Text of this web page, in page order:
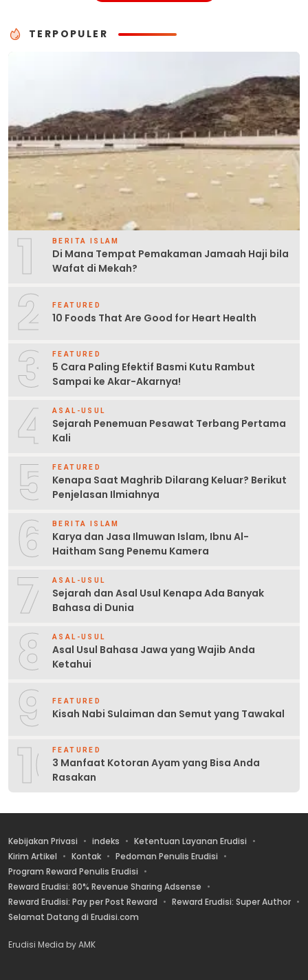
TERPOPULER
1 BERITA ISLAM
Di Mana Tempat Pemakaman Jamaah Haji bila
Wafat di Mekah?
2 FEATURED
10 Foods That Are Good for Heart Health
3 FEATURED
5 Cara Paling Efektif Basmi Kutu Rambut
Sampai ke Akar-Akarnya!
4 ASAL-USUL
Sejarah Penemuan Pesawat Terbang Pertama
Kali
5 FEATURED
Kenapa Saat Maghrib Dilarang Keluar? Berikut
Penjelasan Ilmiahnya
6 BERITA ISLAM
Karya dan Jasa Ilmuwan Islam, Ibnu Al-
Haitham Sang Penemu Kamera
7 ASAL-USUL
Sejarah dan Asal Usul Kenapa Ada Banyak
Bahasa di Dunia
8 ASAL-USUL
Asal Usul Bahasa Jawa yang Wajib Anda
Ketahui
9 FEATURED
Kisah Nabi Sulaiman dan Semut yang Tawakal
10FEATURED
3 Manfaat Kotoran Ayam yang Bisa Anda
Rasakan
Kebijakan Privasi indeks
Ketentuan Layanan Erudisi
Kirim Artikel
Kontak
Pedoman Penulis Erudisi
Program Reward Penulis Erudisi
Reward Erudisi: 80% Revenue Sharing Adsense
Reward Erudisi: Pay per Post Reward
Reward Erudisi: Super Author
Selamat Datang di Erudisi.com
Erudisi Media by AMK